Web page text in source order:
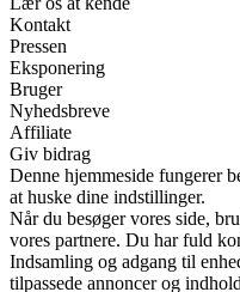
Kontakt
Pressen
Eksponering
Bruger
Nyhedsbreve
Affiliate
Giv bidrag
Denne hjemmeside fungerer
at huske dine indstillinger.
Når du besøger vores side,
vores partnere. Du har fuld
Indsamling og adgang til
tilpassede annoncer og